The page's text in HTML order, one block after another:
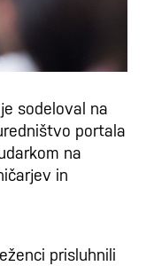
sodeloval na
portala
na
in
prisluhnili